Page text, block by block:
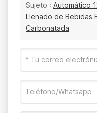
Sujeto : Automático
Llenado de Bebidas
Carbonatada